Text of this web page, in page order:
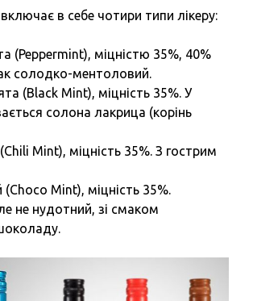
в себе чотири типи лікеру:
(Peppermint), міцністю 35%, 40%
солодко-ментоловий.
(Black Mint), міцність 35%. У
солона лакрица (корінь
Mint), міцність 35%. З гострим
Mint), міцність 35%.
не нудотний, зі смаком